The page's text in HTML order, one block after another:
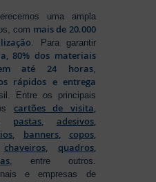
uma ampla
com mais de 20.000
. Para garantir
80% dos materiais
até 24 horas,
rápidos e entrega
Entre os principais
cartões de visita,
pastas, adesivos,
, banners, copos,
chaveiros, quadros,
, entre outros.
e empresas de